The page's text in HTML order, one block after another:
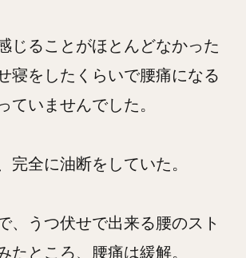
じることがほとんどなかった
寝をしたくらいで腰痛になる
ていませんでした。
完全に油断をしていた。
、うつ伏せで出来る腰のスト
たところ、腰痛は緩解。